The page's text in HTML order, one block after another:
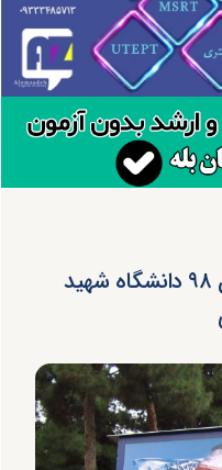
پذیرش ارشد بدون آزمون ۹۸ دانشگاه شهید